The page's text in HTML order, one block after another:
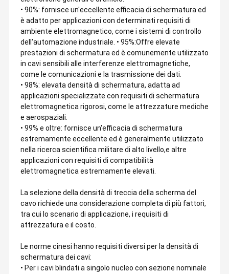
• 90%: fornisce un'eccellente efficacia di schermatura ed
è adatto per applicazioni con determinati requisiti di
ambiente elettromagnetico, come i sistemi di controllo
dell'automazione industriale. • 95%:Offre elevate
prestazioni di schermatura ed è comunemente utilizzato
in cavi sensibili alle interferenze elettromagnetiche,
come le comunicazioni e la trasmissione dei dati.
• 98%: elevata densità di schermatura, adatta ad
applicazioni specializzate con requisiti di schermatura
elettromagnetica rigorosi, come le attrezzature mediche
e aerospaziali.
• 99% e oltre: fornisce un'efficacia di schermatura
estremamente eccellente ed è generalmente utilizzato
nella ricerca scientifica militare di alto livello,e altre
applicazioni con requisiti di compatibilità
elettromagnetica estremamente elevati.
La selezione della densità di treccia della scherma del
cavo richiede una considerazione completa di più fattori,
tra cui lo scenario di applicazione, i requisiti di
attrezzatura e il costo.
Le norme cinesi hanno requisiti diversi per la densità di
schermatura dei cavi:
• Per i cavi blindati a singolo nucleo con sezione nominale